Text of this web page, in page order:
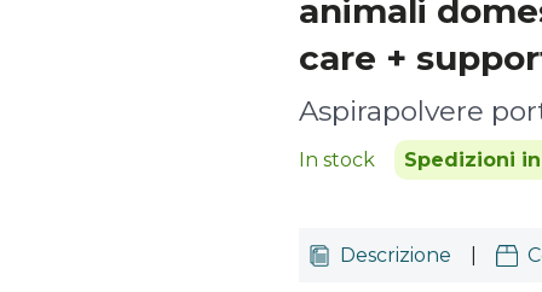
animali
care +
Aspirapolvere
In stock Spedizioni
Descrizione